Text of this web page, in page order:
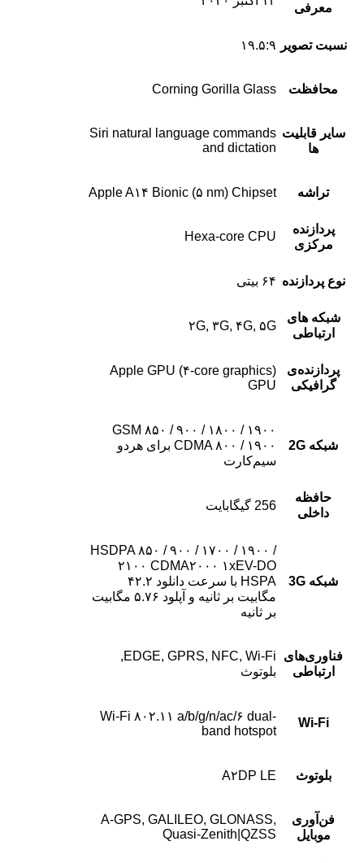
معرفی
نسبت تصویر ۱۹.۵:۹
محافظت Corning Gorilla Glass
سایر قابلیت
ها
Siri natural language commands
and dictation
تراشه Apple A۱۴ Bionic (۵ nm) Chipset
پردازنده‌
مرکزی
Hexa-core CPU
نوع پردازنده ۶۴ بیتی
شبکه های
ارتباطی
۲G, ۳G, ۴G, ۵G
پردازنده‌ی
گرافیکی
Apple GPU (۴-core graphics)
GPU
شبکه 2G
GSM ۸۵۰ / ۹۰۰ / ۱۸۰۰ / ۱۹۰۰
CDMA ۸۰۰ / ۱۹۰۰ برای هردو
سیم‌کارت
حافظه
داخلی
256 گیگابایت
شبکه 3G
HSDPA ۸۵۰ / ۹۰۰ / ۱۷۰۰ / ۱۹۰۰ /
۲۱۰۰ CDMA۲۰۰۰ ۱xEV-DO
HSPA با سرعت دانلود ۴۲.۲
مگابیت بر ثانیه و آپلود ۵.۷۶ مگابیت
بر ثانیه
فناوری‌های
ارتباطی
EDGE, GPRS, NFC, Wi-Fi,
بلوتوث
Wi-Fi
Wi-Fi ۸۰۲.۱۱ a/b/g/n/ac/۶ dual-
band hotspot
بلوتوث A۲DP LE
فن‌آوری
موبایل
A-GPS, GALILEO, GLONASS,
Quasi-Zenith|QZSS